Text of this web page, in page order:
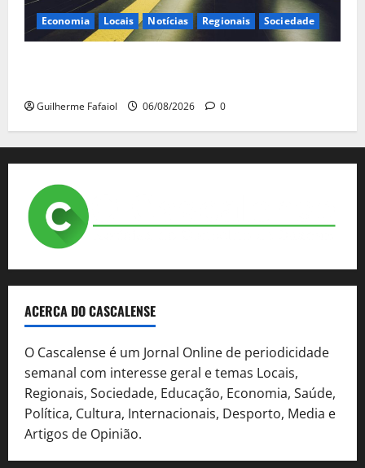
Economia Locais Notícias Regionais Sociedade
Guilherme Fafaiol 06/08/2026 0
ACERCA DO CASCALENSE
O Cascalense é um Jornal Online de periodicidade
semanal com interesse geral e temas Locais,
Regionais, Sociedade, Educação, Economia, Saúde,
Política, Cultura, Internacionais, Desporto, Media e
Artigos de Opinião.